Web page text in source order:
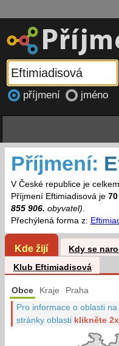
příjmení jméno
Příjmení:
V České republice je celkem
Příjmení Eftimiadisová je
855 906. obyvatel).
Přechýlená forma z:
Kde žijí Kdy se
Klub Eftimiadisová
Obce Kraje Praha
Pro informace o oblasti na
stránky oblasti klikněte